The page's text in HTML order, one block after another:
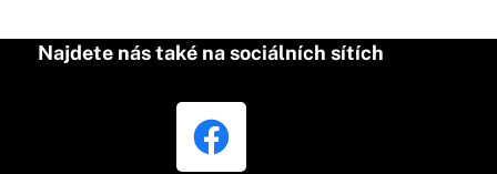
Najdete nás také na sociálních sítích